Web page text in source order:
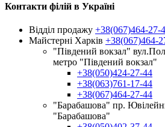
Контакти філій в Україні
Відділ продажу +38(067)464-27-
Майстерні Харків +38(067)464-
"Південий вокзал"
метро "Південий вокзал"
+38(050)424-27-44
+38(063)761-17-44
+38(067)464-27-44
"Барабашова" пр.
"Барабашова"